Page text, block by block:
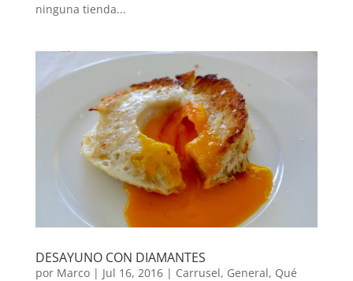
ninguna tienda...
DESAYUNO CON DIAMANTES
por Marco| Jul 16, 2016| Carrusel, General, Qué